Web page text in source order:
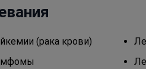
(рака крови)